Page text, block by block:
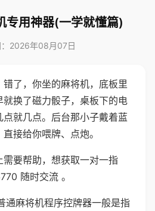
专用神器(一学就懂篇)
：2026年08月07日
了，你坐的麻将机，底板里
换了磁力骰子，桌板下的电
就几点。后台那小子戴着蓝
接给你喂牌、点炮。
要帮助，想获取一对一指
随时交流 。
通麻将机程序控牌器一般是指